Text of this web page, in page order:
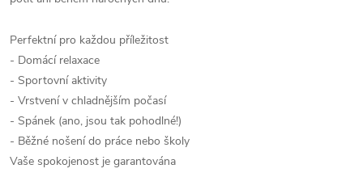
Perfektní pro každou příležitost
- Domácí relaxace
- Sportovní aktivity
- Vrstvení v chladnějším počasí
- Spánek (ano, jsou tak pohodlné!)
- Běžné nošení do práce nebo školy
Vaše spokojenost je garantována